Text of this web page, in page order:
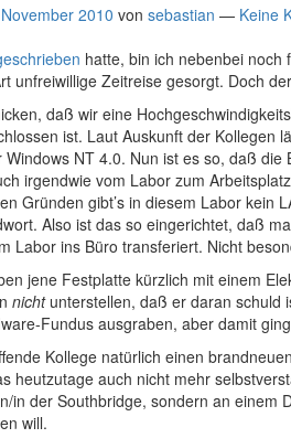
2010 von sebastian — Keine
hatte, bin ich nebenbei noch
unfreiwillige Zeitreise gesorgt. Doch
daß wir eine
ist. Laut Auskunft der Kollegen
NT 4.0. Nun ist es so, daß
irgendwie vom Labor zum
Gründen gibt’s in diesem Labor kein
Also ist das so eingerichtet, daß
Labor ins Büro transferiert. Nicht
jene Festplatte kürzlich mit einem
nichtunterstellen, daß er daran schuld
Fundus ausgraben, aber damit
Kollege natürlich einen
heutzutage auch nicht mehr
in der Southbridge, sondern an einem
will.